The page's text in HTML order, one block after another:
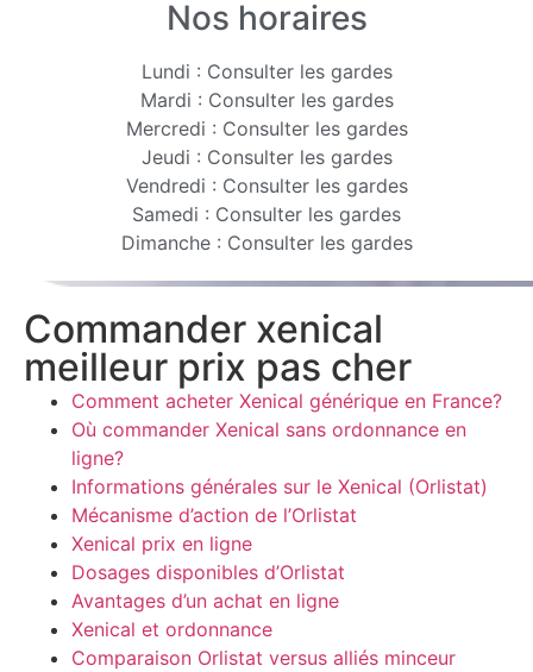
Nos horaires
Lundi : Consulter les gardes
Mardi : Consulter les gardes
Mercredi : Consulter les gardes
Jeudi : Consulter les gardes
Vendredi : Consulter les gardes
Samedi : Consulter les gardes
Dimanche : Consulter les gardes
Commander xenical
meilleur prix pas cher
Comment acheter Xenical générique en France?
Où commander Xenical sans ordonnance en
ligne?
Informations générales sur le Xenical (Orlistat)
Mécanisme d’action de l’Orlistat
Xenical prix en ligne
Dosages disponibles d’Orlistat
Avantages d’un achat en ligne
Xenical et ordonnance
Comparaison Orlistat versus alliés minceur